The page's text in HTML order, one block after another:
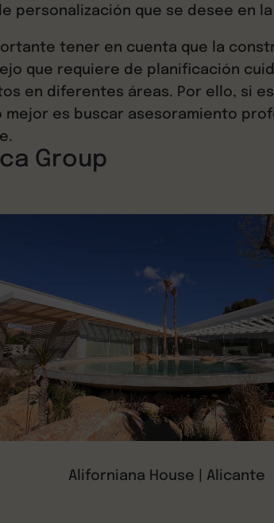
personalización que se desee en
tener en cuenta que la
que requiere de planificación
en diferentes áreas. Por ello, si
mejor es buscar asesoramiento
Group
Aliforniana House | Alicante